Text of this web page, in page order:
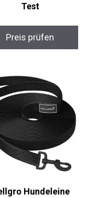
Test
Preis prüfen
Hundeleine